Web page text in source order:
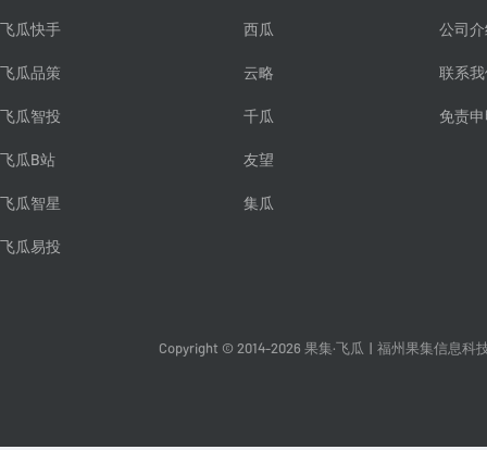
飞瓜快手
飞瓜品策
飞瓜智投
飞瓜B站
飞瓜智星
飞瓜易投
西瓜
云略
千瓜
友望
集瓜
公司
联系
免责
Copyright © 2014-2026 果集·飞瓜 福州果集信息科